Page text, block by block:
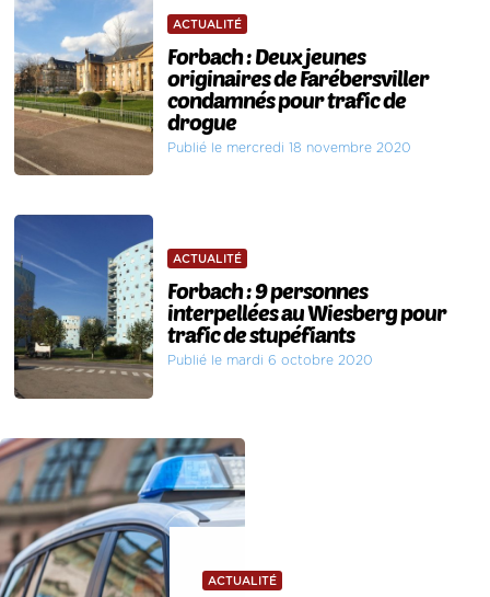
ACTUALITÉ
Forbach : Deux jeunes
originaires de Farébersviller
condamnés pour trafic de
drogue
Publié le mercredi 18 novembre 2020
ACTUALITÉ
Forbach : 9 personnes
interpellées au Wiesberg pour
trafic de stupéfiants
Publié le mardi 6 octobre 2020
ACTUALITÉ